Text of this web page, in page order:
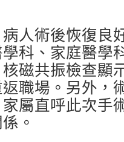
人術後恢復良
科、家庭醫學
磁共振檢查顯
職場。另外，
屬直呼此次手
。